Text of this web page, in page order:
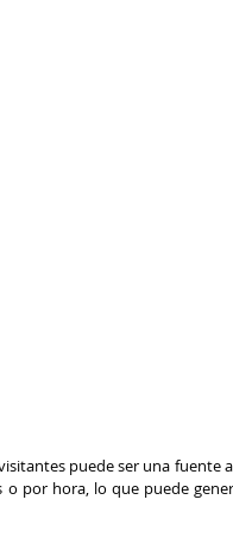
puede ser una fuente
o por hora, lo que puede